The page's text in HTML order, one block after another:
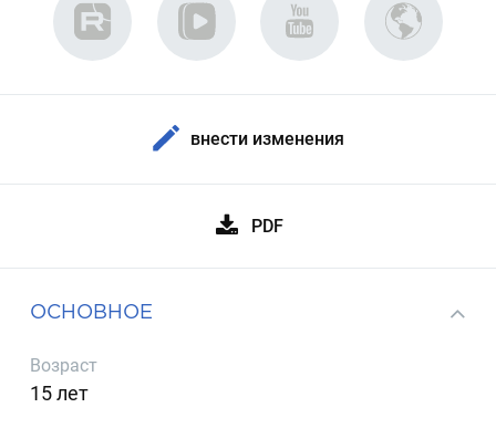
внести изменения
PDF
ОСНОВНОЕ
Возраст
15 лет